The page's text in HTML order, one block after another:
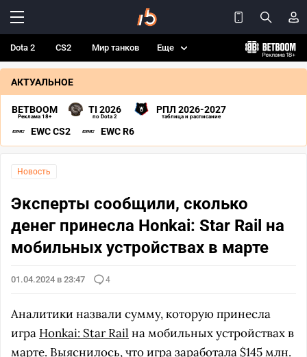
Dota 2 CS2 Мир танков Еще
АКТУАЛЬНОЕ
BETBOOM
Реклама 18+
TI 2026
по Dota 2
РПЛ 2026-2027
таблица и расписание
EWC CS2 EWC R6
Новость
Эксперты сообщили, сколько
денег принесла Honkai: Star Rail на
мобильных устройствах в марте
01.04.2024 в 23:47 4
Аналитики назвали сумму, которую принесла
игра Honkai: Star Rail на мобильных устройствах в
марте. Выяснилось, что игра заработала $145 млн.